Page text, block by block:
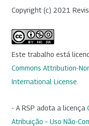
Copyright (c) 2021
Este trabalho está
Commons Attribution-
International License.
- A RSP adota a licença
Atribuição – Uso Não-